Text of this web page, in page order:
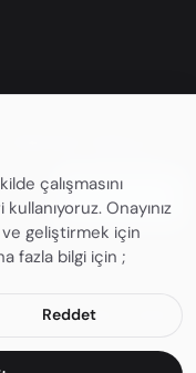
olmak için
Abone OL
Tüm hakları saklıdır.
📜 Kullanım Şartları
çalışmasını
Onayınız
ve geliştirmek için
fazla bilgi için ;
Reddet